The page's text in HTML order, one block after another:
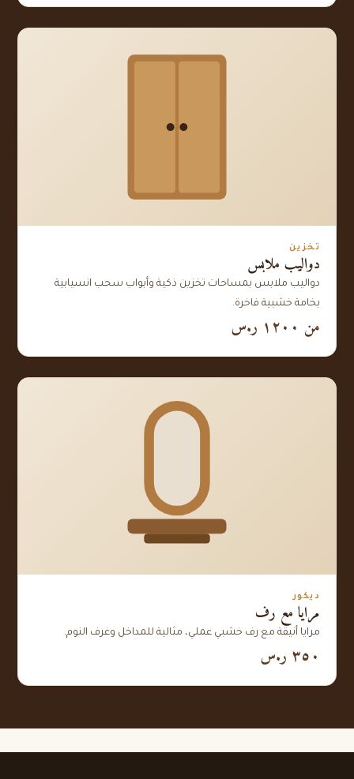
تخزين
دواليب ملابس
دواليب ملابس بمساحات تخزين ذكية وأبواب سحب انسيابية
بخامة خشبية فاخرة.
من ١٢٠٠ ر.س
ديكور
مرايا مع رف
مرايا أنيقة مع رف خشبي عملي، مثالية للمداخل وغرف النوم.
٣٥٠ ر.س